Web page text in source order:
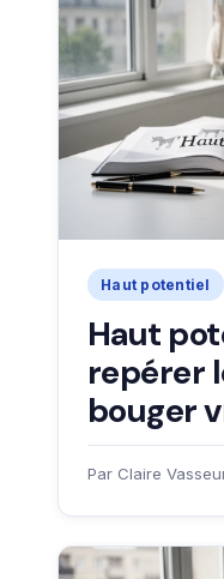
Haut potentiel
Haut
repérer
bouger
Par Claire